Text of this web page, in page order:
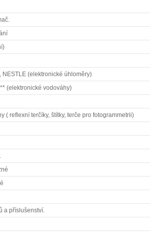
NESTLE (elektronické úhloměry)
(elektronické vodováhy)
( reflexní terčíky, štítky, terče pro fotogrammetrii)
a příslušenství.